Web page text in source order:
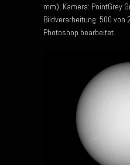
mm); Kamera: PointGrey
Bildverarbeitung: 500 von
Photoshop bearbeitet.